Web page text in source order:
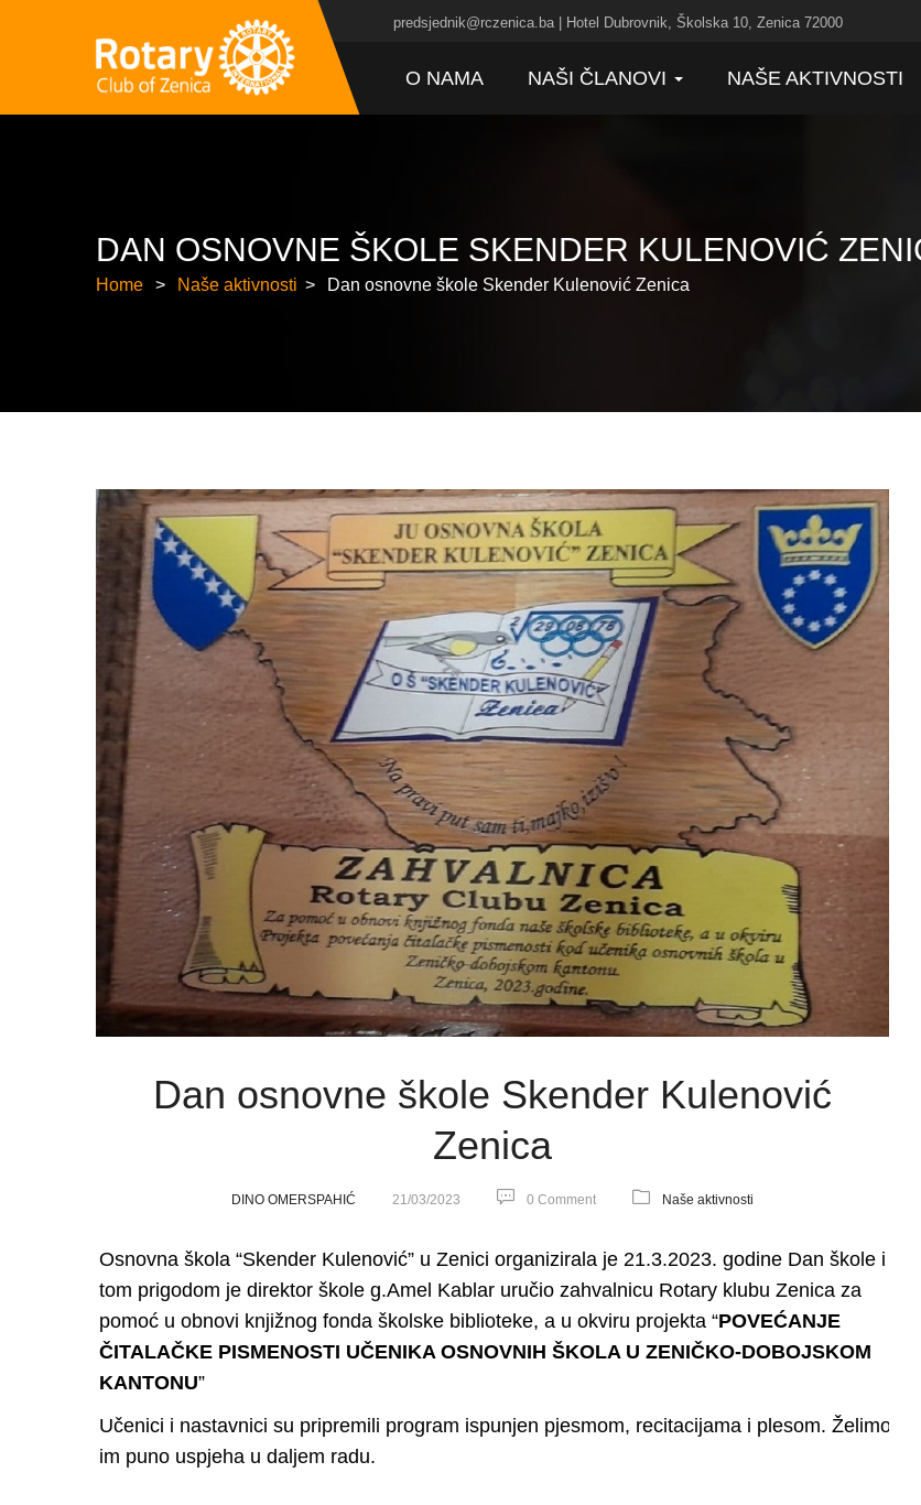
predsjednik@rczenica.ba | Hotel Dubrovnik, Školska 10, Zenica 72000
O NAMA NAŠI ČLANOVI NAŠE AKTIVNOSTI
DAN OSNOVNE ŠKOLE SKENDER KULENOVIĆ
Home Naše aktivnosti Dan osnovne škole Skender Kulenović Zenica
Dan osnovne škole Skender Kulenović
Zenica
DINO OMERSPAHIĆ 21/03/2023 0 Comment Naše aktivnosti
Osnovna škola “Skender Kulenović” u Zenici organizirala je 21.3.2023. godine Dan škole i
tom prigodom je direktor škole g.Amel Kablar uručio zahvalnicu Rotary klubu Zenica za
pomoć u obnovi knjižnog fonda školske biblioteke, a u okviru projekta “POVEĆANJE
ČITALAČKE PISMENOSTI UČENIKA OSNOVNIH ŠKOLA U ZENIČKO-DOBOJSKOM
KANTONU”
Učenici i nastavnici su pripremili program ispunjen pjesmom, recitacijama i plesom. Želimo
im puno uspjeha u daljem radu.